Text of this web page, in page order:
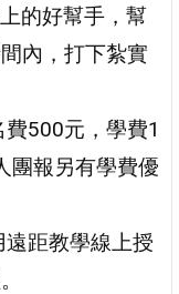
的好幫手，幫
內，打下紮實
500元，學費1
團報另有學費優
距教學線上授